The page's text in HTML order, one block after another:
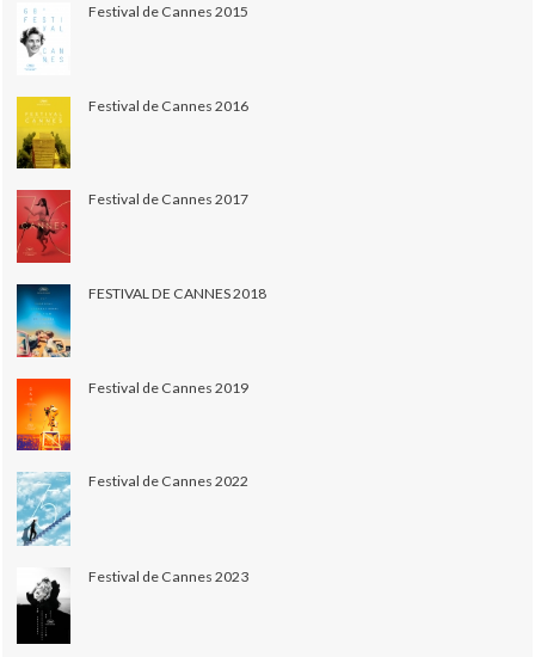
Festival de Cannes 2015
Festival de Cannes 2016
Festival de Cannes 2017
FESTIVAL DE CANNES 2018
Festival de Cannes 2019
Festival de Cannes 2022
Festival de Cannes 2023